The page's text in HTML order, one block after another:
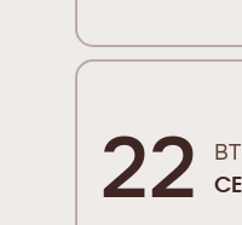
22